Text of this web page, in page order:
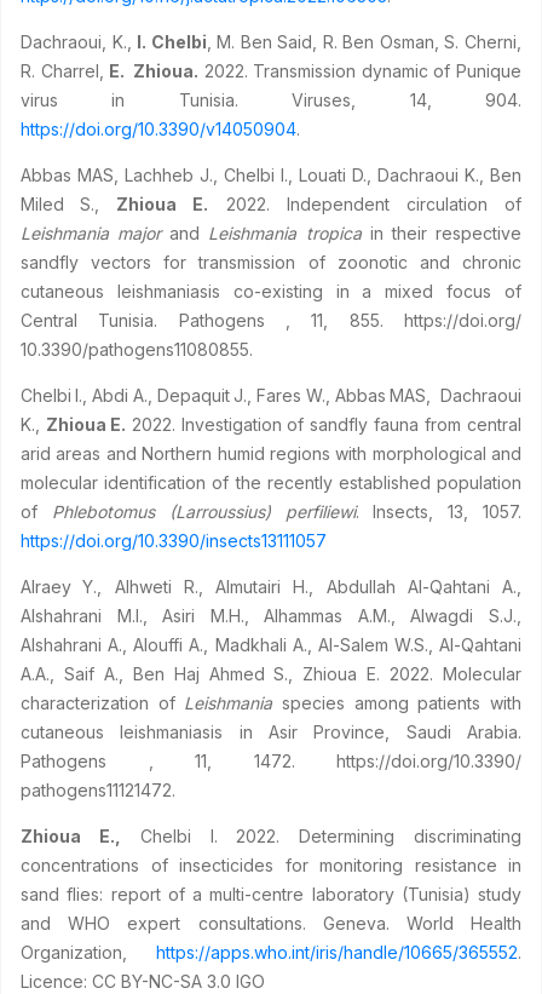
Dachraoui, K., I. Chelbi , M. Ben Said, R. Ben Osman, S. Cherni,
R. Charrel, E. Zhioua. 2022. Transmission dynamic of Punique
virus in Tunisia. Viruses, 14, 904.
https://doi.org/10.3390/v14050904.
Abbas MAS, Lachheb J., Chelbi I., Louati D., Dachraoui K., Ben
Miled
S., Zhioua E. 2022. Independent circulation of
Leishmania majorand Leishmania tropicain their respective
sandfly vectors for transmission of zoonotic and chronic
cutaneous leishmaniasis co-existing in a mixed focus of
Central Tunisia. Pathogens , 11, 855. https://doi.org/
10.3390/pathogens11080855.
Chelbi I., Abdi A., DepaquitJ., Fares W., Abbas MAS, Dachraoui
K., Zhioua E. 2022. Investigation of sandfly fauna from central
arid areas and Northern humid regions with morphological and
molecular identification of the recently established population
of Phlebotomus (Larroussius) perfiliewi. Insects, 13, 1057.
https://doi.org/10.3390/insects13111057
Alraey Y., Alhweti R., Almutairi H., Abdullah Al-Qahtani A.,
Alshahrani M.I., Asiri M.H., Alhammas A.M., Alwagdi S.J.,
Alshahrani A., Alouffi A., Madkhali A., Al-Salem W.S., Al-Qahtani
A.A., Saif A., Ben Haj Ahmed S., Zhioua E. 2022. Molecular
characterization of Leishmania species among patients with
cutaneous leishmaniasis in Asir Province, Saudi Arabia.
Pathogens , 11, 1472. https://doi.org/10.3390/
pathogens11121472.
Zhioua E.,
Chelbi I. 2022. Determining discriminating
concentrations of insecticides for monitoring resistance in
sand flies: report of a multi-centre laboratory (Tunisia) study
and WHO expert consultations. Geneva. World Health
Organization, https://apps.who.int/iris/handle/10665/365552.
Licence: CC BY-NC-SA 3.0 IGO